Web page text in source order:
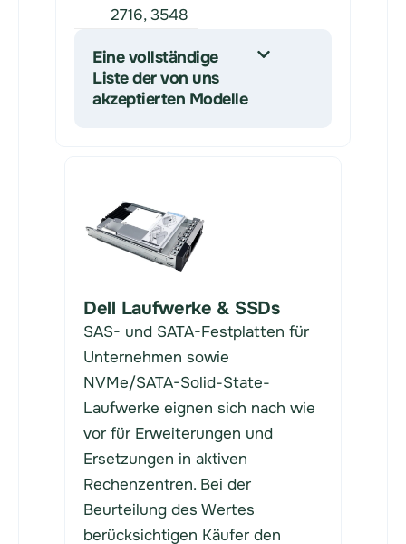
2716, 3548
Eine vollständige
Liste der von uns
akzeptierten Modelle
Dell Laufwerke & SSDs
SAS- und SATA-Festplatten für
Unternehmen sowie
NVMe/SATA-Solid-State-
Laufwerke eignen sich nach wie
vor für Erweiterungen und
Ersetzungen in aktiven
Rechenzentren. Bei der
Beurteilung des Wertes
berücksichtigen Käufer den